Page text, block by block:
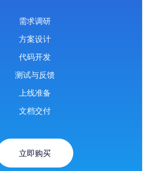
需求调研
方案设计
代码开发
测试与反馈
上线准备
文档交付
立即购买